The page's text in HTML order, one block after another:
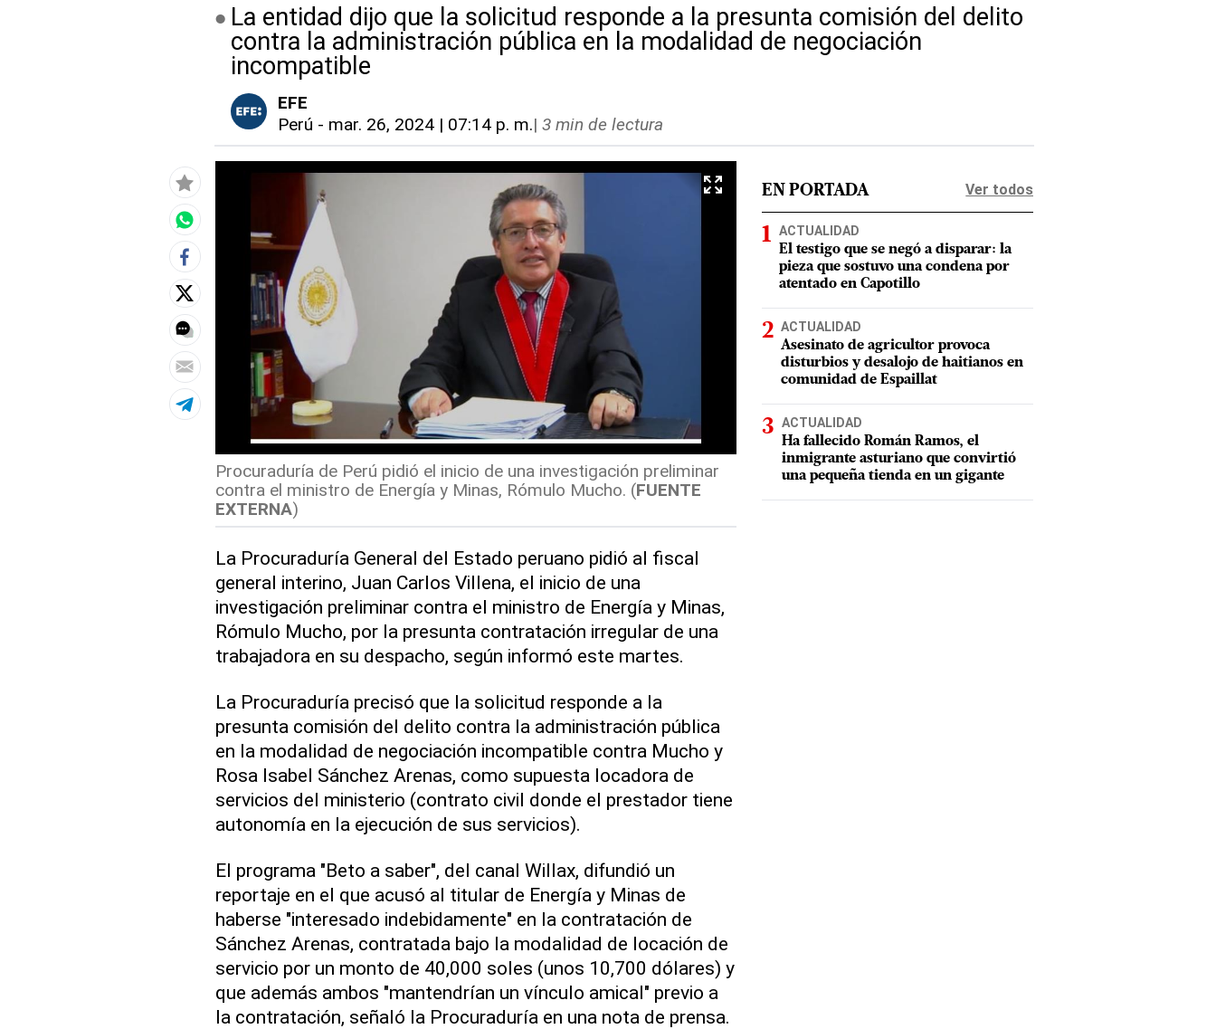
La entidad dijo que la solicitud responde a la presunta comisión del delito
contra la administración pública en la modalidad de negociación
incompatible
EFE
Perú - mar. 26, 2024 | 07:14 p. m.| 3 min de lectura
Procuraduría de Perú pidió el inicio de una investigación preliminar
contra el ministro de Energía y Minas, Rómulo Mucho. (FUENTE
EXTERNA)
La Procuraduría General del Estado peruano pidió al fiscal
general interino, Juan Carlos Villena, el inicio de una
investigación preliminar contra el ministro de Energía y Minas,
Rómulo Mucho, por la presunta contratación irregular de una
trabajadora en su despacho, según informó este martes.
La Procuraduría precisó que la solicitud responde a la
presunta comisión del delito contra la administración pública
en la modalidad de negociación incompatible contra Mucho y
Rosa Isabel Sánchez Arenas, como supuesta locadora de
servicios del ministerio (contrato civil donde el prestador tiene
autonomía en la ejecución de sus servicios).
El programa "Beto a saber", del canal Willax, difundió un
reportaje en el que acusó al titular de Energía y Minas de
haberse "interesado indebidamente" en la contratación de
Sánchez Arenas, contratada bajo la modalidad de locación de
servicio por un monto de 40,000 soles (unos 10,700 dólares) y
que además ambos "mantendrían un vínculo amical" previo a
la contratación, señaló la Procuraduría en una nota de prensa.
EN PORTADA Ver todos
ACTUALIDAD
El testigo que se negó a disparar: la
pieza que sostuvo una condena por
atentado en Capotillo
ACTUALIDAD
Asesinato de agricultor provoca
disturbios y desalojo de haitianos en
comunidad de Espaillat
ACTUALIDAD
Ha fallecido Román Ramos, el
inmigrante asturiano que convirtió
una pequeña tienda en un gigante